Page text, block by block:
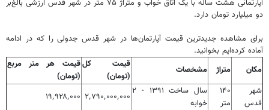
آپارتمانی هشت ساله با یک اتاق خواب و متراژ ۷۵ متر در شهر قدس ارزشی بالغ‌بر
دو میلیارد تومان دارد.
برای مشاهده جدیدترین قیمت آپارتمان‌ها در شهر قدس جدولی را که در ادامه
آماده کرده‌ایم بخوانید.
مکان متراژ مشخصات
قیمت کل
(تومان)
قیمت هر متر مربع
(تومان)
شهر
قدس
۱۴۰
متر
سال ساخت ۱۳۹۱ - ۲
خوابه
۲٬۷۹۰٬۰۰۰٬۰۰۰ ۱۹٬۹۲۸٬۰۰۰